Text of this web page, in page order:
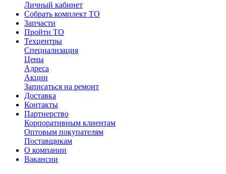
Личный кабинет
Собрать комплект ТО
Запчасти
Пройти ТО
Техцентры
Специализация
Цены
Адреса
Акции
Записаться на ремонт
Доставка
Контакты
Партнерство
Корпоративным клиентам
Оптовым покупателям
Поставщикам
О компании
Вакансии